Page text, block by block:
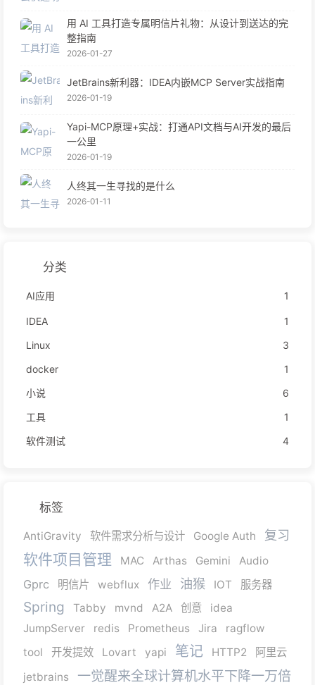
用 AI 工具打造专属明信片礼物：从设计到送达的完
整指南
2026-01-27
JetBrains新利器：IDEA内嵌MCP Server实战指南
2026-01-19
Yapi-MCP原理+实战：打通API文档与AI开发的最后
一公里
2026-01-19
人终其一生寻找的是什么
2026-01-11
分类
AI应用 1
IDEA
1
Linux
3
docker
1
小说
6
工具
1
软件测试
4
标签
AntiGravity 软件需求分析与设计 Google Auth 复习
软件项目管理 MAC Arthas Gemini Audio
Gprc 明信片 webflux 作业 油猴 IOT 服务器
Spring Tabby mvnd A2A 创意
idea
JumpServer
redis Prometheus Jira
ragflow
tool
开发提效 Lovart yapi 笔记 HTTP2
阿里云
jetbrains
一觉醒来全球计算机水平下降一万倍